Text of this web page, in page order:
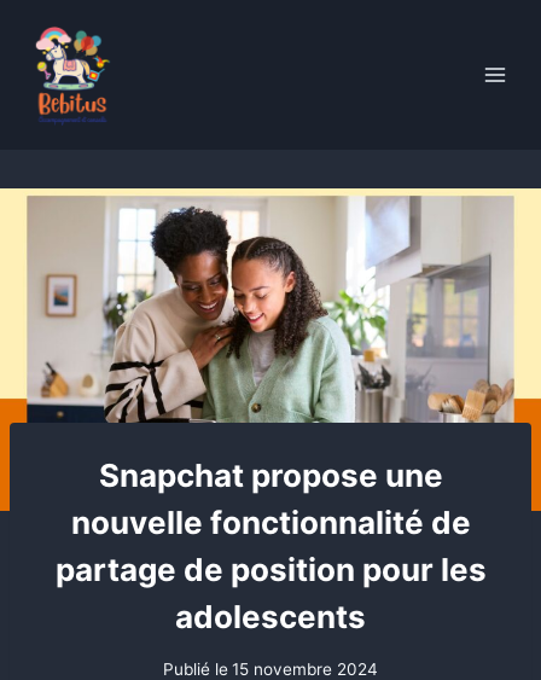
content
Snapchat propose une
nouvelle fonctionnalité de
partage de position pour les
adolescents
Publié le15 novembre 2024